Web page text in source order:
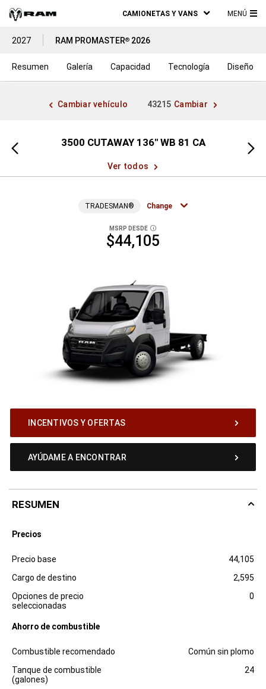
CAMIONETAS Y VANS MENÚ
2027 RAM PROMASTER® 2026
Resumen Galería Capacidad Tecnología Diseño
Cambiar vehículo 43215 Cambiar
Vista
anterior
3500 CUTAWAY 136" WB 81 CA
Ver todos
Vista
TRADESMAN® Change
MSRP DESDE DISCLOSURE
$44,105
INCENTIVOS Y OFERTAS
AYÚDAME A ENCONTRAR
RESUMEN
Precios
Especificaciones
Precio base
44,105
Cargo de destino
2,595
Opciones de precio
seleccionadas
0
Ahorro de combustible
Especificaciones Dimensiones
Combustible recomendado
Común sin plomo
Tanque de combustible
(galones)
24